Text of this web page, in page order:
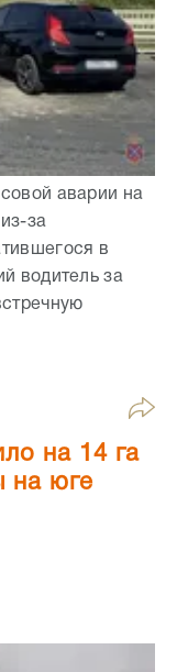
аварии на
за
в
водитель за
на 14 га
на юге